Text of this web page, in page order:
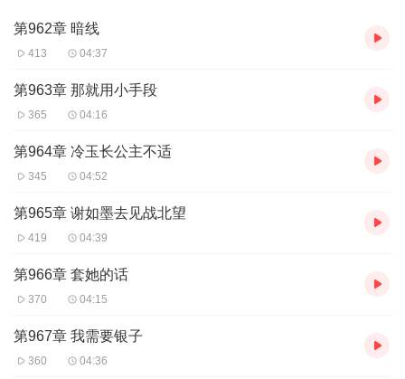
第962章 暗线
413 04:37
第963章 那就用小手段
365 04:16
第964章 冷玉长公主不适
345 04:52
第965章 谢如墨去见战北望
419 04:39
第966章 套她的话
370 04:15
第967章 我需要银子
360 04:36